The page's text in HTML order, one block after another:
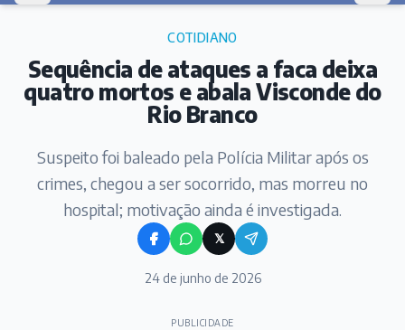
COTIDIANO
Sequência de ataques a faca deixa
quatro mortos e abala Visconde do
Rio Branco
Suspeito foi baleado pela Polícia Militar após os
crimes, chegou a ser socorrido, mas morreu no
hospital; motivação ainda é investigada.
𝕏
24 de junho de 2026
PUBLICIDADE